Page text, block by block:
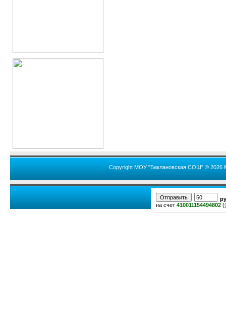
Copyright МОУ "Баклановская СОШ" © 2026
на счет 410011154494802 (